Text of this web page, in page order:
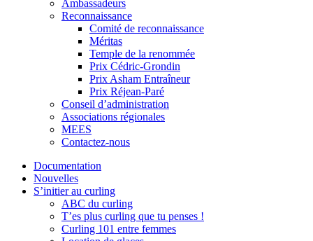
Ambassadeurs
Reconnaissance
Comité de reconnaissance
Méritas
Temple de la renommée
Prix Cédric-Grondin
Prix Asham Entraîneur
Prix Réjean-Paré
Conseil d’administration
Associations régionales
MEES
Contactez-nous
Documentation
Nouvelles
S’initier au curling
ABC du curling
T’es plus curling que tu penses !
Curling 101 entre femmes